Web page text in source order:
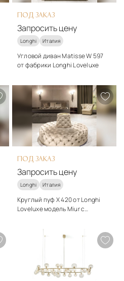
ПОД ЗАКАЗ
Запросить цену
Longhi Италия
Угловой диван Matisse W 597
от фабрики Longhi Loveluxe
арт-деко
Материалы
Дерево, ткань, металл
Подробнее
Запросить цену
ПОД ЗАКАЗ
Запросить цену
Longhi Италия
Круглый пуф X 420 от Longhi
Loveluxe модель Miur с
арт-деко
Подробнее
Запросить цену